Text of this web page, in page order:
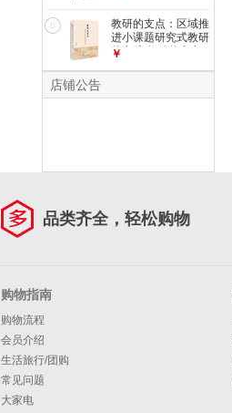
6
教研的支点：区域推
进小课题研究式教研
的实践 教研的支点
￥
店铺公告
品类齐全，轻松购物
购物指南
购物流程
会员介绍
生活旅行/团购
常见问题
大家电